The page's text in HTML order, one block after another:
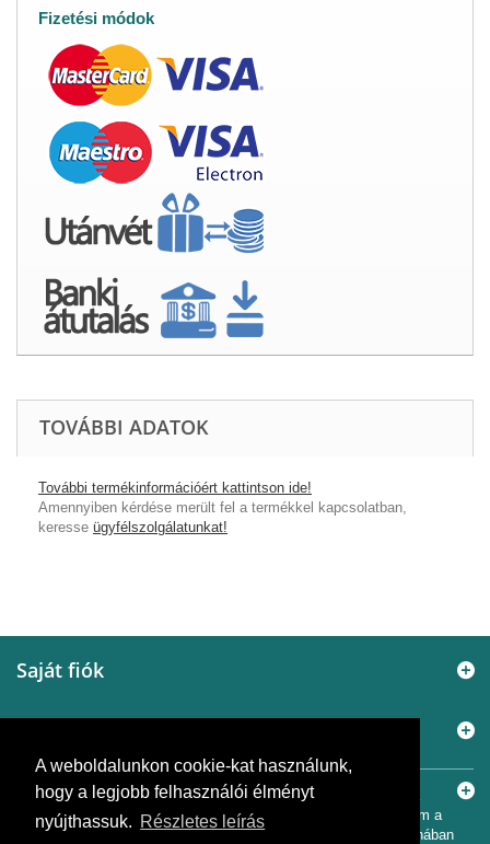
A weboldalunkon cookie-kat használunk,
hogy a legjobb felhasználói élményt
nyújthassuk. Részletes leírás
Fizetési módok
TOVÁBBI ADATOK
További termékinformációért kattintson ide!
Amennyiben kérdése merült fel a termékkel kapcsolatban,
keresse ügyfélszolgálatunkat!
Saját fiók
© 2005 - 2026Murányi Épületgépészet Kft.A SiemensBolt.hu a
Murányi Épületgépészet Kft. független webáruháza. Az oldal nem a
Siemens AG hivatalos oldala, és nem áll a Siemens AG tulajdonában
Elérhetőségek